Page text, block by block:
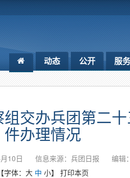
动态 公开 服
交办兵团第二
件办理情况
10日 信息来源：​兵团日报
编辑
【字体： 大 中 小】 打印本页